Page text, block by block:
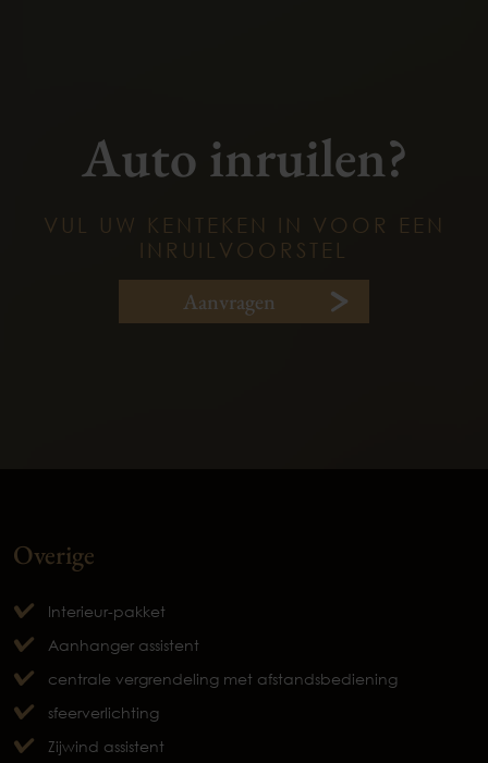
Auto inruilen?
VUL UW KENTEKEN IN VOOR EEN
INRUILVOORSTEL
Aanvragen
Overige
Interieur-pakket
Aanhanger assistent
centrale vergrendeling met afstandsbediening
sfeerverlichting
Zijwind assistent